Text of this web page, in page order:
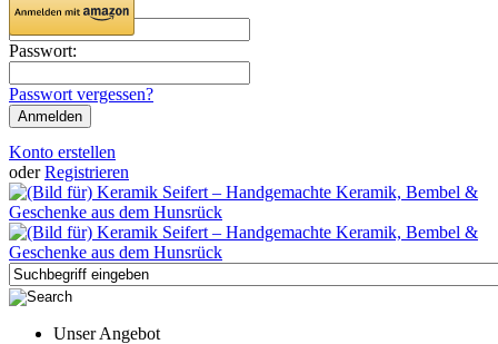
Email:
Passwort:
Passwort vergessen?
Konto erstellen
oder Registrieren
Unser Angebot